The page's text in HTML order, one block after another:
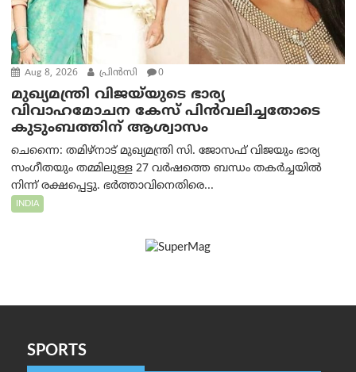
Aug 8, 2026 പ്രിന്‍സി 0
മുഖ്യമന്ത്രി വിജയ്‌യുടെ ഭാര്യ
വിവാഹമോചന കേസ് പിൻവലിച്ചതോടെ
കുടുംബത്തിന് ആശ്വാസം
ചെന്നൈ: തമിഴ്‌നാട് മുഖ്യമന്ത്രി സി. ജോസഫ് വിജയും ഭാര്യ
സംഗീതയും തമ്മിലുള്ള 27 വർഷത്തെ ബന്ധം തകർച്ചയിൽ
നിന്ന് രക്ഷപ്പെട്ടു. ഭർത്താവിനെതിരെ...
INDIA
SPORTS